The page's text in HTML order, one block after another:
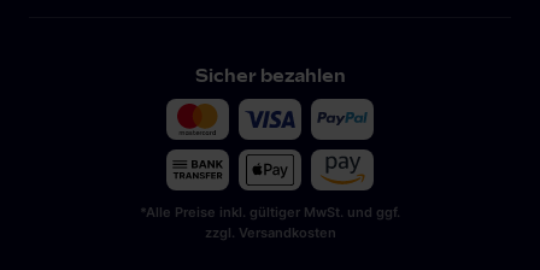
Sicher bezahlen
*Alle Preise inkl. gültiger MwSt. und ggf.
zzgl. Versandkosten